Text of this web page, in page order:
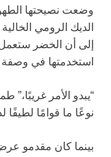
وضعت نصيحتها الطهو
الديك الرومي
إلى أن الخضر ستعمل
استخدمتها في وصفة Goop Kitchen.
“يبدو الأمر غريبًا،”
نوعًا ما قوامًا لطيفًا
بينما كان مقدمو